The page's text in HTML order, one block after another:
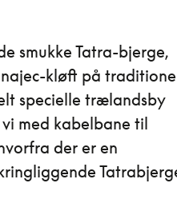
smukke Tatra-bjerge,
kløft på
specielle trælandsby
med kabelbane til
der er en